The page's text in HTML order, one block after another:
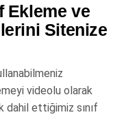
Ekleme ve
Sitenize
videolu olarak
dahil ettiğimiz sınıf